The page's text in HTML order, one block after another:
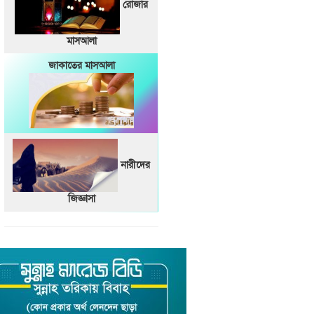
রোজার
মাসআলা
জাকাতের মাসআলা
নারীদের
জিজ্ঞাসা